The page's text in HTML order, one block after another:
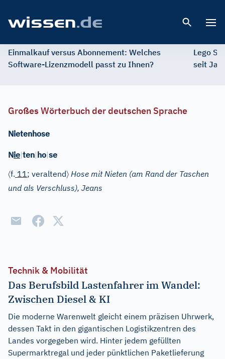
Einmalkauf versus Abonnement: Welches
Software-Lizenzmodell passt zu Ihnen?
Lego
seit
Großes Wörterbuch der deutschen Sprache
Nietenhose
Nie|ten|ho|se
〈f. 11; veraltend〉 Hose mit Nieten (am Rand der Taschen
und als Verschluss), Jeans
Technik & Mobilität
Das Berufsbild Lastenfahrer im Wandel:
Zwischen Diesel & KI
Die moderne Warenwelt gleicht einem präzisen Uhrwerk,
dessen Takt in den gigantischen Logistikzentren des
Landes vorgegeben wird. Hinter jedem gefüllten
Supermarktregal und jeder pünktlichen Paketlieferung